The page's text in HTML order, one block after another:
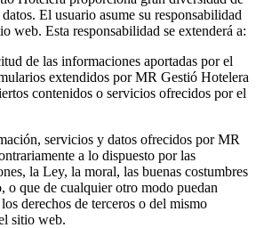
El usuario asume su responsabilidad
web. Esta responsabilidad se extenderá a:
de las informaciones aportadas por el
extendidos por MR Gestió Hotelera
contenidos o servicios ofrecidos por el
servicios y datos ofrecidos por MR
a lo dispuesto por las
la Ley, la moral, las buenas costumbres
o que de cualquier otro modo puedan
derechos de terceros o del mismo
sitio web.